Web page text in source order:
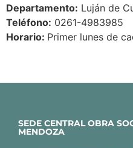
Departamento: Luján de
Teléfono: 0261-4983985
Horario: Primer lunes de
SEDE CENTRAL OBRA
MENDOZA